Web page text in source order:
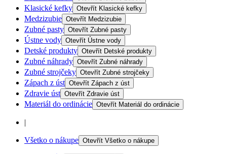
Klasické kefky Otevřít Klasické kefky
Medzizubie Otevřít Medzizubie
Zubné pasty Otevřít Zubné pasty
Ústne vody Otevřít Ústne vody
Detské produkty Otevřít Detské produkty
Zubné náhrady Otevřít Zubné náhrady
Zubné strojčeky Otevřít Zubné strojčeky
Zápach z úst Otevřít Zápach z úst
Zdravie úst Otevřít Zdravie úst
Materiál do ordinácie Otevřít Materiál do ordinácie
|
Všetko o nákupe Otevřít Všetko o nákupe